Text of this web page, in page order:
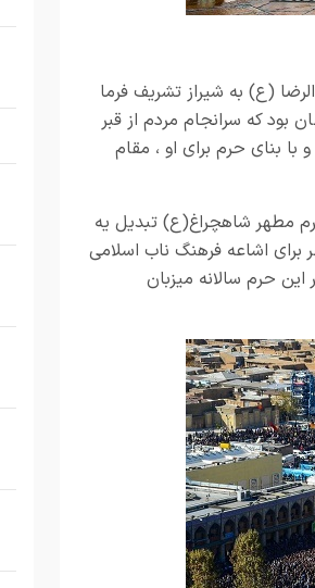
(ع) به شیراز تشریف فرما
که سرانجام مردم از قبر
با بنای حرم برای او ، مقام
مطهر شاهچراغ(ع) تبدیل یه
اشاعه فرهنگ ناب اسلامی
حرم سالانه میزبان